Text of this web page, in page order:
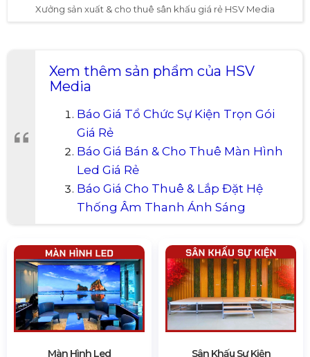
Xưởng sản xuất & cho thuê sân khấu giá rẻ HSV Media
Xem thêm sản phẩm của HSV
Media
Báo Giá Tổ Chức Sự Kiện Trọn Gói
Giá Rẻ
Báo Giá Bán & Cho Thuê Màn Hình
Led Giá Rẻ
Báo Giá Cho Thuê & Lắp Đặt Hệ
Thống Âm Thanh Ánh Sáng
Màn Hình Led Sân Khấu Sự Kiện